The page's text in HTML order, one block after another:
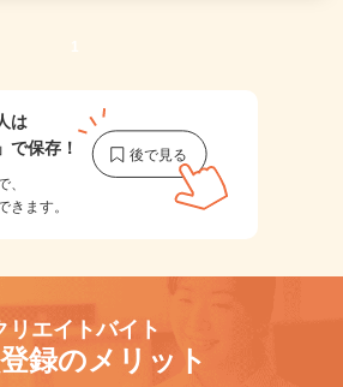
1
は
」で保存！
、
きます。
リエイトバイト
録のメリット